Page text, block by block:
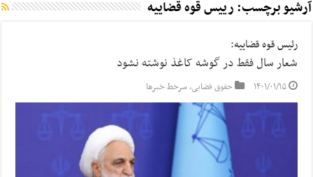
آرشیو برچسب:رييس قوه قضاييه
رئیس قوه قضاییه:
شعار سال فقط در گوشه کاغذ نوشته نشود
۱۴۰۱/۰۱/۱۵ حقوق قضایی,سرخط خبرها